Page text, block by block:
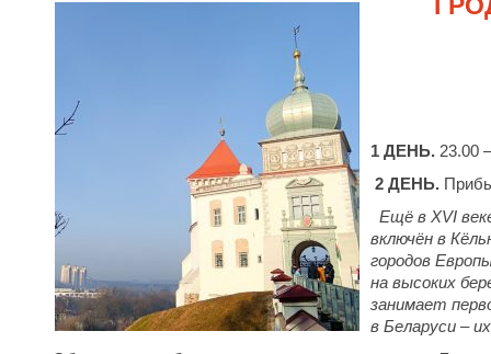
1 ДЕНЬ. 23.00
2 ДЕНЬ.
Ещё в XVI
включён в
городов
на высоких
занимает
в Беларуси –